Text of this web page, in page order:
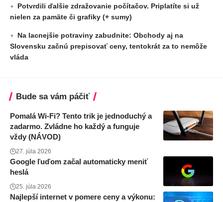
Potvrdili ďalšie zdražovanie počítačov. Priplatíte si už
nielen za pamäte či grafiky (+ sumy)
Na lacnejšie potraviny zabudnite: Obchody aj na
Slovensku začnú prepisovať ceny, tentokrát za to nemôže
vláda
Bude sa vám páčiť
Pomalá Wi-Fi? Tento trik je jednoduchý a
zadarmo. Zvládne ho každý a funguje
vždy (NÁVOD)
27. júla 2026
Google ľuďom začal automaticky meniť
heslá
25. júla 2026
Najlepší internet v pomere ceny a výkonu: